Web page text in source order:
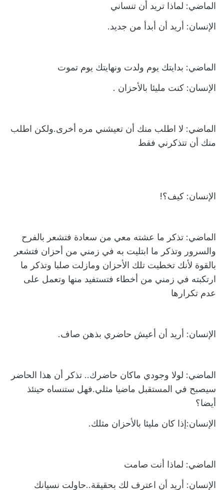
الماضي: لماذا تريد أن تنساني
الإنسان: أريد أن أبدأ من جديد.
الماضي: بدايتك يوم ولدت ونهايتك يوم تموت
الإنسان: كنت مليئا بالأحزان .
الماضي: لا اطلب منك أن تعيشني مره أخرى.ولكن اطلب
منك أن تتذكرني فقط
الإنسان: كيف؟!
الماضي: تذكر ما عشته معي من سعادة فتشعر بالفرح
والسرور وتذكر ما ابتليت به في زمني من أحزان فتشعر
بالقوة لأنك تخطيت تلك الأحزان ومازلت صلبا وتذكر ما
ارتكبته في زمني من أخطاء فتستفيد منها وتعمل على
عدم تكرارها
الإنسان: أريد أن أعيش حاضري بذهن صاف.
لماضي: لولا وجودي ماكان حاضرك.. تذكر أن هذا الحاضر
سيصبح في المستقبل ماضيا مثلي.فهل ستنساه حينئذ
أيضا؟
الإنسان:إذا كان مليئا بالأحزان مثلك.
الماضي: لماذا أنت صامت
الإنسان: أريد أن اعترف لك بحقيقة..حاولت نسيانك